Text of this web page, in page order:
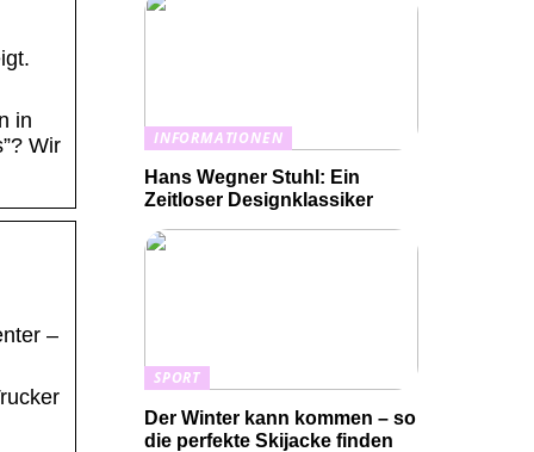
in
Wir
–
INFORMATIONEN
Hans Wegner Stuhl: Ein
Zeitloser Designklassiker
SPORT
Der Winter kann kommen – so
die perfekte Skijacke finden